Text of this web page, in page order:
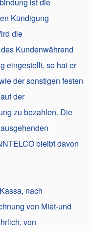
Kündigung
die
Kundenwährend
eingestellt, so hat er
der sonstigen festen
der
zu bezahlen. Die
bleibt davon
nach
von Miet-und
von